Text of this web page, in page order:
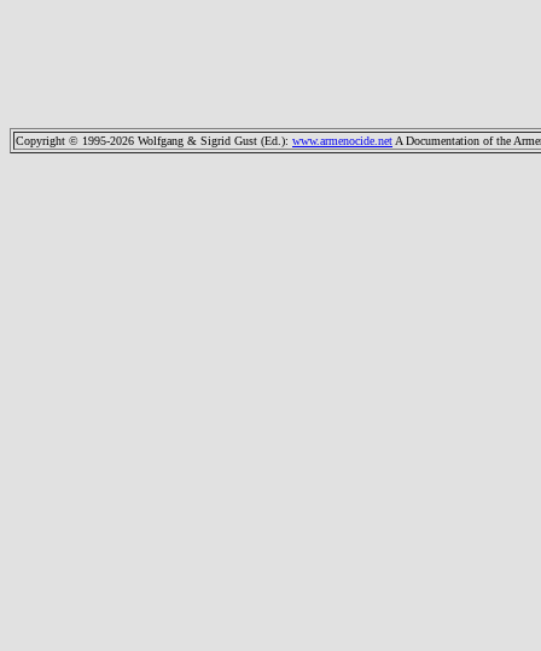
Copyright © 1995-2026 Wolfgang & Sigrid Gust (Ed.): www.armenocide.netA Documentation of the